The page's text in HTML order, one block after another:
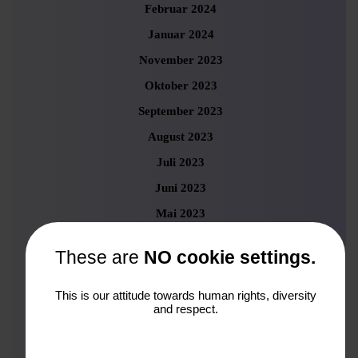
Februar 2024
Januar 2024
November 2023
Oktober 2023
September 2023
August 2023
Juli 2023
Juni 2023
Mai 2023
März 2023
Februar 2023
Januar 2023
These are NO cookie settings.
This is our attitude towards human rights, diversity
and respect.